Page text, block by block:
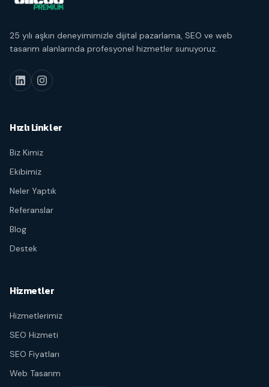
25 yılı aşkın deneyimimizle dijital pazarlama, SEO ve web
tasarım alanlarında profesyonel hizmetler sunuyoruz.
Hızlı Linkler
Biz Kimiz
Ekibimiz
Neler Yaptık
Referanslar
Blog
Destek
Hizmetler
Hizmetlerimiz
SEO Hizmeti
SEO Fiyatları
Web Tasarım